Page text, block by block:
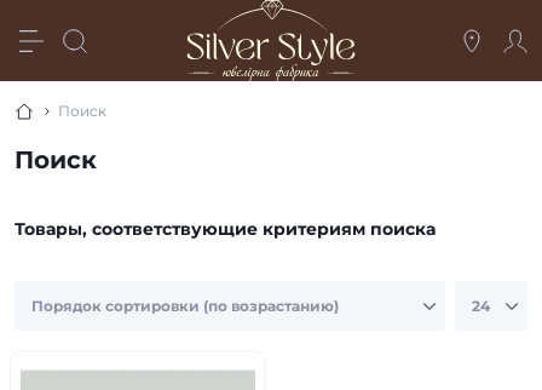
Поиск
Поиск
Товары, соответствующие критериям поиска